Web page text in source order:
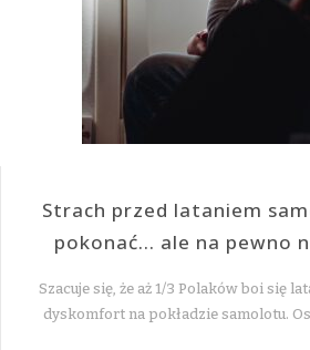
Strach przed lataniem
pokonać… ale na pewno
Szacuje się, że aż 1/3 Polaków boi się
dyskomfort na pokładzie samolotu.